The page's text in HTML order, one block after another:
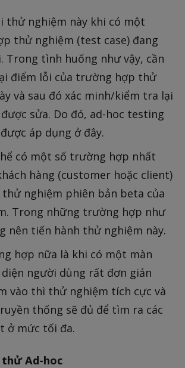
thử nghiệm này khi có một
thử nghiệm (test case) đang
Trong tình huống như vậy, cần
điểm lỗi của trường hợp thử
và sau đó xác minh/kiểm tra lại
sửa. Do đó, ad-hoc testing
áp dụng ở đây.
có một số trường hợp nhất
hàng (customer hoặc client)
nghiệm phiên bản beta của
Trong những trường hợp như
nên tiến hành thử nghiệm này.
hợp nữa là khi có một màn
người dùng rất đơn giản
vào thì thử nghiệm tích cực và
thống sẽ đủ để tìm ra các
ở mức tối đa.
thử Ad-hoc